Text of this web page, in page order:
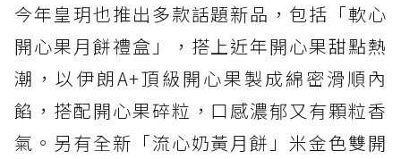
今年皇玥也推出多款話題新品，包括「軟心
開心果月餅禮盒」，搭上近年開心果甜點熱
潮，以伊朗A+頂級開心果製成綿密滑順內
餡，搭配開心果碎粒，口感濃郁又有顆粒香
氣。另有全新「流心奶黃月餅」米金色雙開